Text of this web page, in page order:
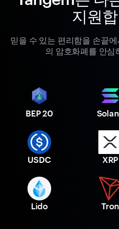
지원
믿을 수 있는 편리함을 손끝
의 암호화폐를 안심
BEP 20
USDC XRP
Lido Tron